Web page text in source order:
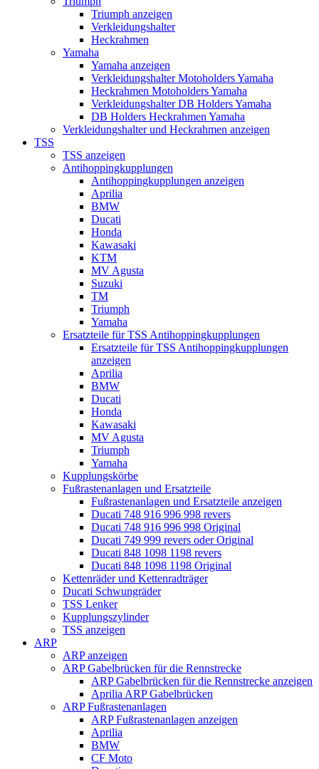
Triumph anzeigen
Verkleidungshalter
Heckrahmen
Yamaha
Yamaha anzeigen
Verkleidungshalter Motoholders Yamaha
Heckrahmen Motoholders Yamaha
Verkleidungshalter DB Holders Yamaha
DB Holders Heckrahmen Yamaha
Verkleidungshalter und Heckrahmen anzeigen
TSS
TSS anzeigen
Antihoppingkupplungen
Antihoppingkupplungen anzeigen
Aprilia
BMW
Ducati
Honda
Kawasaki
KTM
MV Agusta
Suzuki
TM
Triumph
Yamaha
Ersatzteile für TSS Antihoppingkupplungen
Ersatzteile für TSS Antihoppingkupplungen
anzeigen
Aprilia
BMW
Ducati
Honda
Kawasaki
MV Agusta
Triumph
Yamaha
Kupplungskörbe
Fußrastenanlagen und Ersatzteile
Fußrastenanlagen und Ersatzteile anzeigen
Ducati 748 916 996 998 revers
Ducati 748 916 996 998 Original
Ducati 749 999 revers oder Original
Ducati 848 1098 1198 revers
Ducati 848 1098 1198 Original
Kettenräder und Kettenradträger
Ducati Schwungräder
TSS Lenker
Kupplungszylinder
TSS anzeigen
ARP
ARP anzeigen
ARP Gabelbrücken für die Rennstrecke
ARP Gabelbrücken für die Rennstrecke anzeigen
Aprilia ARP Gabelbrücken
ARP Fußrastenanlagen
ARP Fußrastenanlagen anzeigen
Aprilia
BMW
CF Moto